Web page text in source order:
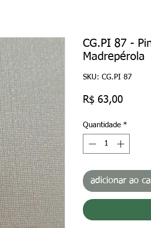
CG.PI 87 -
Madrepérola
SKU: CG.PI 87
R$ 63,00Preço
Quantidade *
adicionar ao